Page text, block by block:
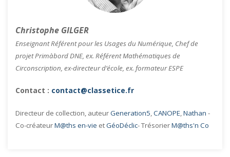
Christophe GILGER
Enseignant Référent pour les Usages du Numérique, Chef de
projet Primàbord DNE, ex. Référent Mathématiques de
Circonscription, ex-directeur d’école, ex. formateur ESPE
Contact : contact@classetice.fr
Directeur de collection, auteurGeneration5,CANOPE,Nathan -
Co-créateurM@ths en-vie etGéoDéclic- TrésorierM@ths'n Co